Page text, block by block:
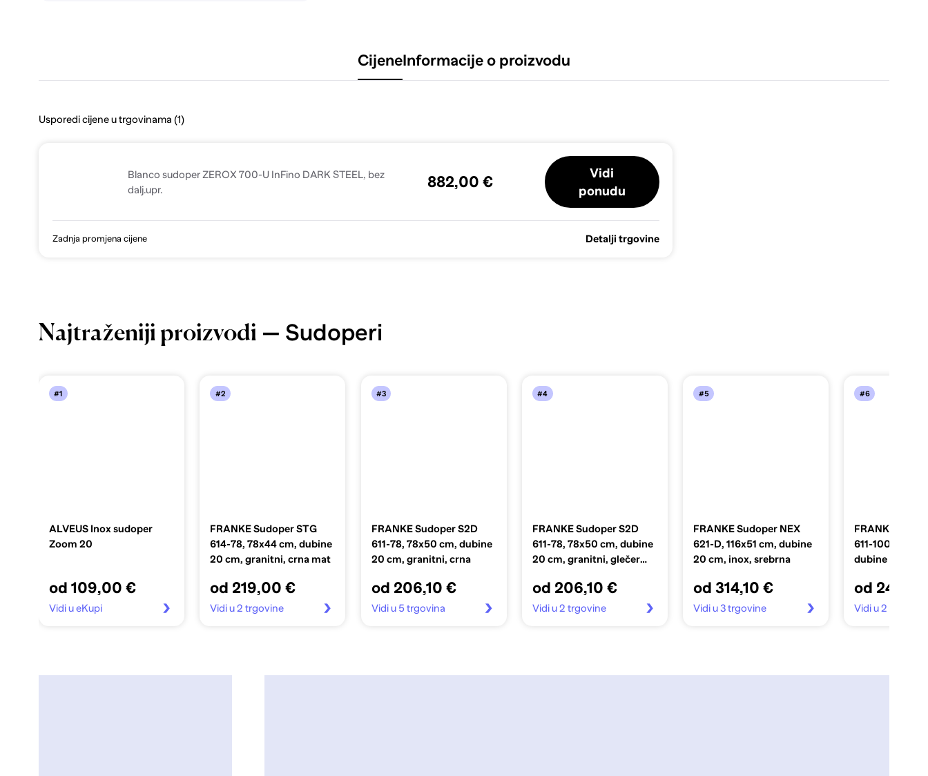
CijeneInformacije o proizvodu
Usporedi cijene u trgovinama (1)
Blanco sudoper ZEROX 700-U InFino DARK STEEL, bez
dalj.upr.
882,00 €
Vidi
ponudu
Zadnja promjena cijene Detalji trgovine
Najtraženiji proizvodi — Sudoperi
#1
ALVEUS Inox sudoper
Zoom 20
od 109,00 €
Vidi u eKupi
#2
FRANKE Sudoper STG
614-78, 78x44 cm, dubine
20 cm, granitni, crna mat
od 219,00 €
Vidi u 2 trgovine
#3
FRANKE Sudoper S2D
611-78, 78x50 cm, dubine
20 cm, granitni, crna
od 206,10 €
Vidi u 5 trgovina
#4
FRANKE Sudoper S2D
611-78, 78x50 cm, dubine
20 cm, granitni, glečer
od 206,10 €
Vidi u 2 trgovine
#5
FRANKE Sudoper NEX
621-D, 116x51 cm, dubine
20 cm, inox, srebrna
od 314,10 €
Vidi u 3 trgovine
#6
FRANKE
611-100,
dubine 21 cm,
od
Vidi u 2 trgovine